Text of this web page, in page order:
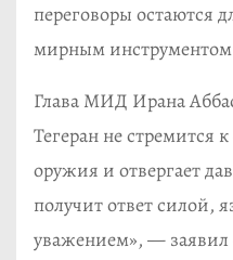
переговоры остаются
мирным
Глава МИД Ирана
Тегеран не стремится
оружия и отвергает
получит ответ силой,
уважением», — заявил